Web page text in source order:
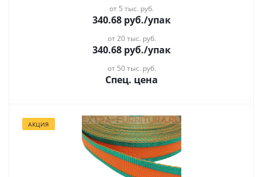
от 5 тыс. руб.
340.68 руб./упак
от 20 тыс. руб.
340.68 руб./упак
от 50 тыс. руб.
Спец. цена
АКЦИЯ